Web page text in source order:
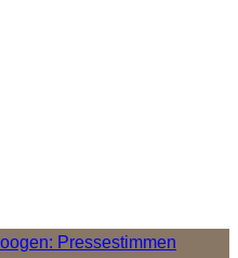
Pressestimmen